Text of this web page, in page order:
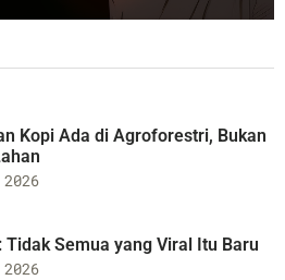
Kopi Ada di Agroforestri, Bukan
Tidak Semua yang Viral Itu Baru